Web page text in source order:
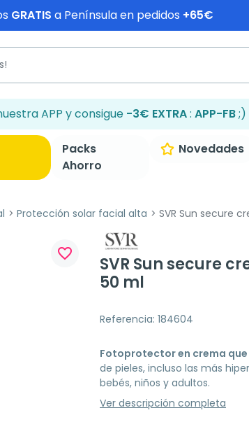
GRATIS a Península en pedidos +65€
APP y consigue -3€ EXTRA: APP-FB;)
Packs
Ahorro
Novedades
Protección solar facial alta SVR Sun secure
favorite_border
SVR Sun secure
50 ml
Referencia: 184604
Fotoprotector en crema
de pieles, incluso las más
bebés, niños y adultos.
Ver descripción completa